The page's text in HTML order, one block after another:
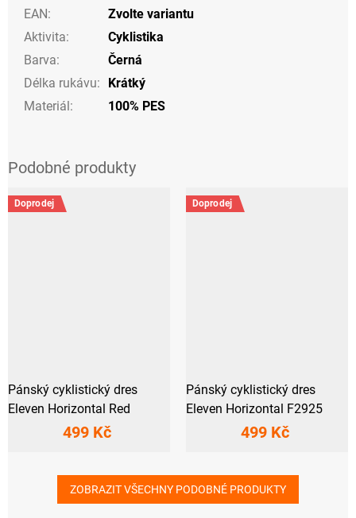
EAN:
Zvolte variantu
Aktivita:
Cyklistika
Barva:
Černá
Délka rukávu:
Krátký
Materiál: 100% PES
Doprodej
Pánský cyklistický dres
Eleven Horizontal Red
499 Kč
Doprodej
Pánský cyklistický dres
Eleven Horizontal F2925
499 Kč
ZOBRAZIT VŠECHNY PODOBNÉ PRODUKTY